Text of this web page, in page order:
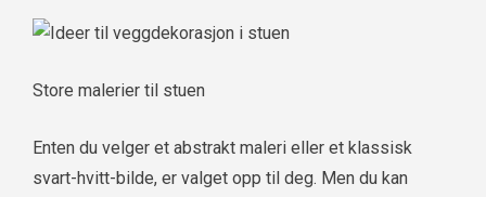
Store malerier til stuen
Enten du velger et abstrakt maleri eller et klassisk
svart-hvitt-bilde, er valget opp til deg. Men du kan